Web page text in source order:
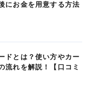
にお金を用意する方法
ドとは？使い方やカー
流れを解説！【口コミ